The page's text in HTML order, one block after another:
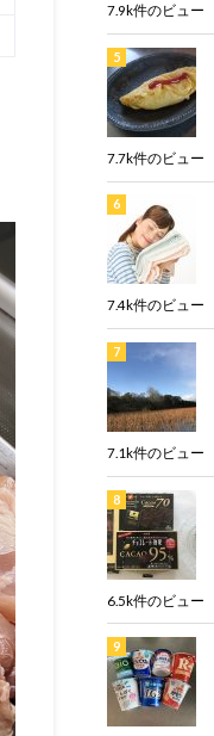
7.9k件のビュー
7.7k件のビュー
7.4k件のビュー
7.1k件のビュー
6.5k件のビュー